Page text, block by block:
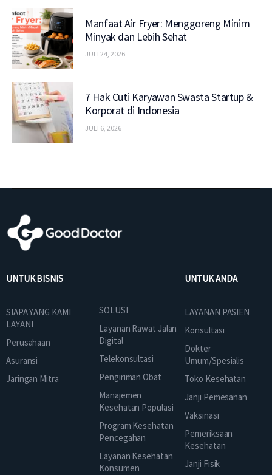
Manfaat Air Fryer: Menggoreng Minim
Minyak dan Lebih Sehat
JULI 24, 2026
7 Hak Cuti Karyawan Swasta Startup &
Korporat di Indonesia
JULI 6, 2026
UNTUK BISNIS
SIAPA YANG KAMI
LAYANI
Perusahaan
Asuransi
Jaringan Mitra
SOLUSI
Layanan Rawat Jalan
Digital
Telekonsultasi
Pengiriman Obat
Manajemen
Kesehatan Populasi
Program Kesehatan
Pencegahan
Layanan Kesehatan
Konsumen
UNTUK ANDA
LAYANAN PASIEN
Konsultasi
Dokter
Umum/Spesialis
Toko Kesehatan
Janji Pemesanan
Vaksinasi
Pemeriksaan
Kesehatan
Janji Fisik